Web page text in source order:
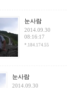
눈사람
2014.09.30
08:16:17
*.184.174.55
눈사람
2014.09.30